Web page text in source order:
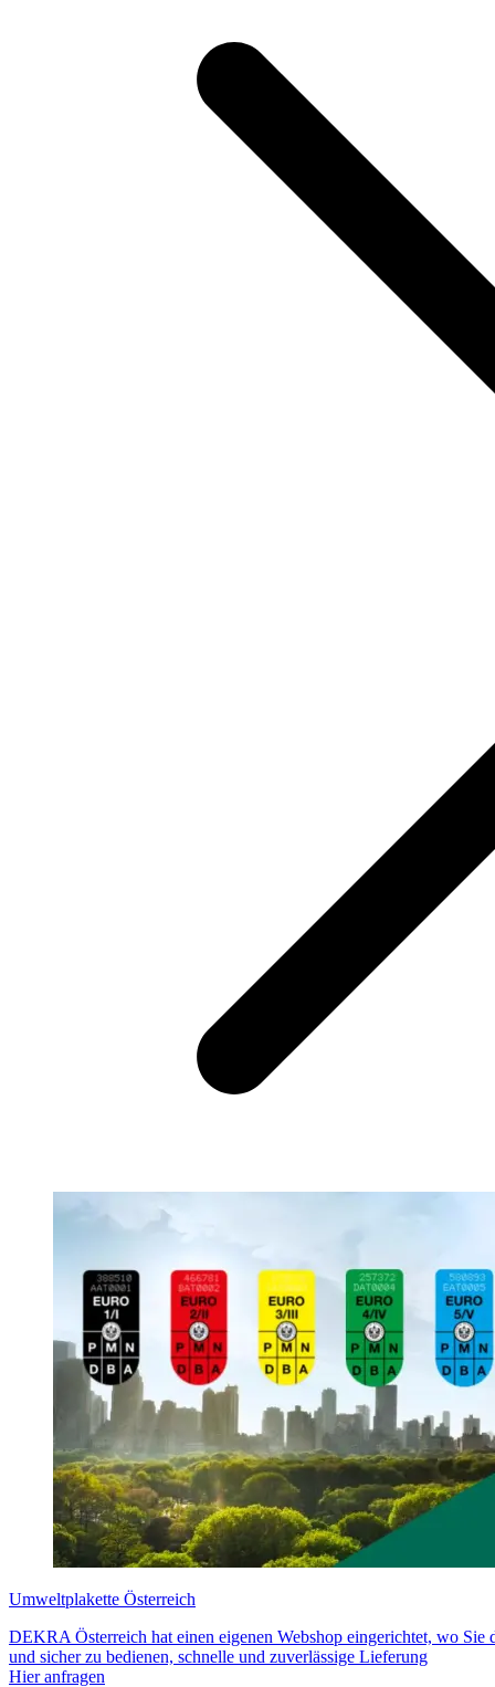
Umweltplakette Österreich
DEKRA Österreich hat einen eigenen Webshop eingerichtet, wo Sie
und sicher zu bedienen, schnelle und zuverlässige Lieferung
Hier anfragen